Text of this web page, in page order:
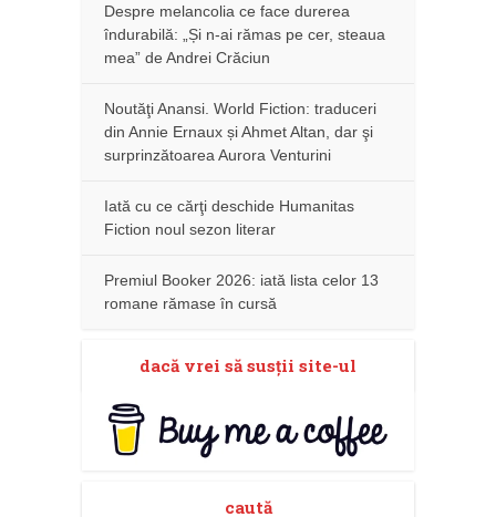
Despre melancolia ce face durerea
îndurabilă: „Și n-ai rămas pe cer, steaua
mea” de Andrei Crăciun
Noutăţi Anansi. World Fiction: traduceri
din Annie Ernaux și Ahmet Altan, dar şi
surprinzătoarea Aurora Venturini
Iată cu ce cărţi deschide Humanitas
Fiction noul sezon literar
Premiul Booker 2026: iată lista celor 13
romane rămase în cursă
dacă vrei să susţii site-ul
caută